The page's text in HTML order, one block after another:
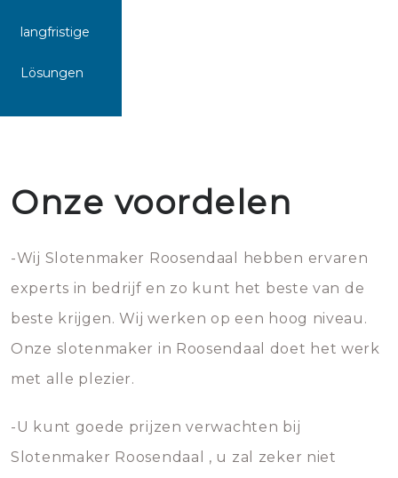
langfristige
Lösungen
Onze voordelen
-Wij Slotenmaker Roosendaal hebben ervaren
experts in bedrijf en zo kunt het beste van de
beste krijgen. Wij werken op een hoog niveau.
Onze slotenmaker in Roosendaal doet het werk
met alle plezier.
-U kunt goede prijzen verwachten bij
Slotenmaker Roosendaal , u zal zeker niet